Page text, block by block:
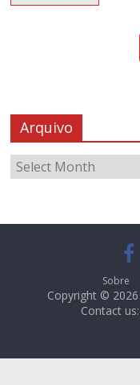
Arquivo
Sobre
Copyright © 2026
Contact us: